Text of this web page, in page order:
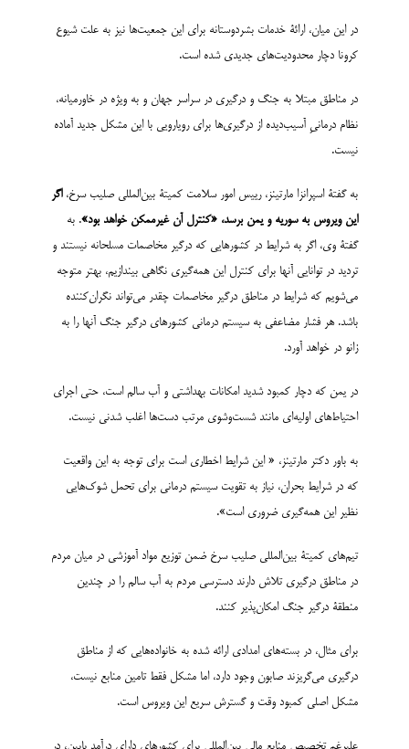
در این میان، ارائۀ خدمات بشردوستانه برای این جمعیت‌ها نیز به علت شیوع
کرونا دچار محدودیت‌های جدیدی شده است.
در مناطق مبتلا به جنگ و درگیری در سراسر جهان و به ویژه در خاورمیانه،
نظام درمانیِ آسیب‌دیده از درگیری‌ها برای رویارویی با این مشکل جدید آماده
نیست.
به گفتۀ اسپرانزا مارتینز، رییس امور سلامت کمیتۀ بین‌المللی صلیب سرخ،اگر
این ویروس به سوریه و یمن برسد، «کنترل آن غیرممکن خواهد بود». به
گفتۀ وی، اگر به شرایط در کشورهایی که درگیر مخاصمات مسلحانه نیستند و
تردید در توانایی آنها برای کنترل این همه‌گیری نگاهی بیندازیم، بهتر متوجه
می‌شویم که شرایط در مناطق درگیر مخاصمات چقدر می‌تواند نگران‌کننده
باشد. هر فشار مضاعفی به سیستم درمانی کشورهای درگیر جنگ آنها را به
زانو در خواهد آورد.
در یمن که دچار کمبود شدید امکانات بهداشتی و آب سالم است، حتی اجرای
احتیاط‌های اولیه‌ای مانند شست‌و‌شوی مرتب دست‌ها اغلب شدنی نیست.
به باور دکتر مارتینز، « این شرایط اخطاری است برای توجه به این واقعیت
که در شرایط بحران، نیاز به تقویت سیستم درمانی برای تحمل شوک‌هایی
نظیر این همه‌گیری ضروری است».
تیم‌های کمیتۀ بین‌المللی صلیب سرخ ضمن توزیع مواد آموزشی در میان مردم
در مناطق درگیری تلاش دارند دسترسی مردم به آب سالم را در چندین
منطقۀ درگیر جنگ امکان‌پذیر کنند.
برای مثال، در بسته‌های امدادی ارائه شده به خانواده‌هایی که از مناطق
درگیری می‌گریزند صابون وجود دارد، اما مشکل فقط تامین منابع نیست،
مشکل اصلی کمبود وقت و گسترش سریع این ویروس است.